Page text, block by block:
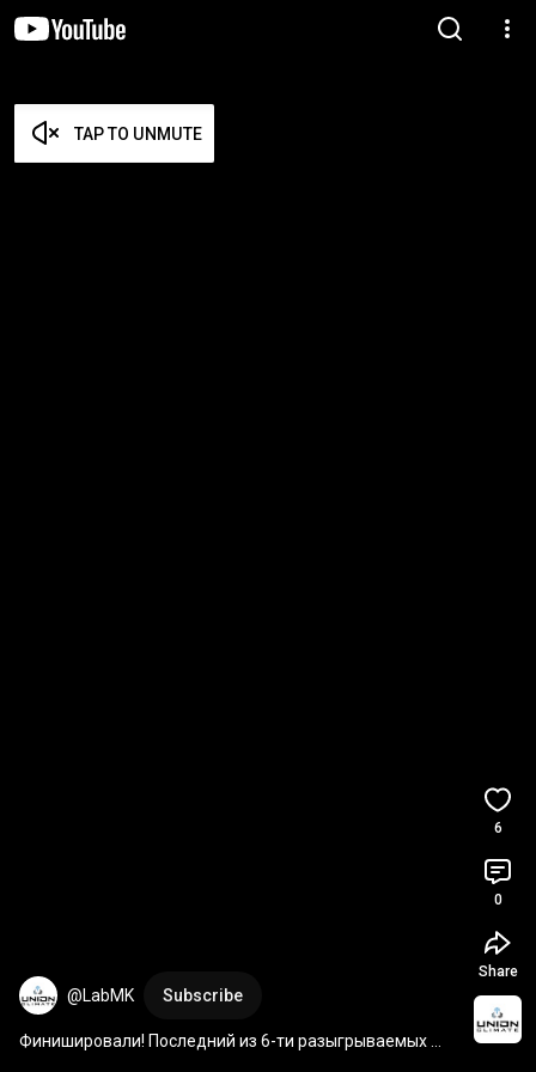
TAP TO UNMUTE
@LabMK Subscribe
Финишировали! Последний из 6-ти разыгрываемых
6
0
Share